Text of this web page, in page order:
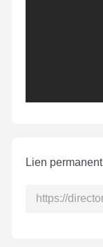
Lien